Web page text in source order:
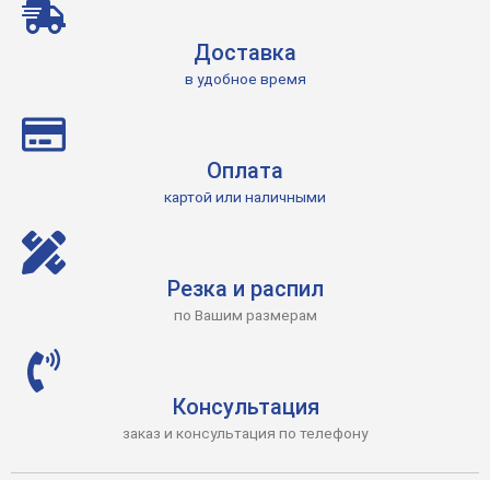
Доставка
в удобное время
Оплата
картой или наличными
Резка и распил
по Вашим размерам
Консультация
заказ и консультация по телефону